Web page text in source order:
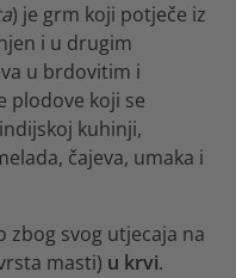
) je grm koji potječe iz
i u drugim
u brdovitim i
plodove koji se
kuhinji,
čajeva, umaka i
zbog svog utjecaja na
masti) u krvi.